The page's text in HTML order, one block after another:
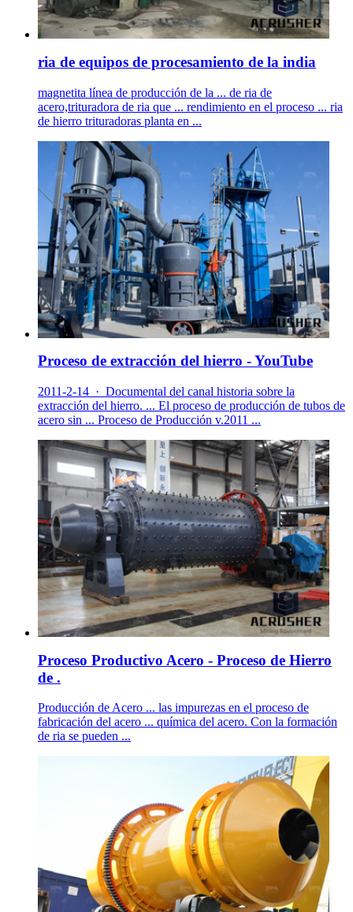
ria de equipos de procesamiento de la india
magnetita línea de producción de la ... de ria de
acero,trituradora de ria que ... rendimiento en el proceso ... ria
de hierro trituradoras planta en ...
Proceso de extracción del hierro - YouTube
2011-2-14 · Documental del canal historia sobre la
extracción del hierro. ... El proceso de producción de tubos de
acero sin ... Proceso de Producción v.2011 ...
Proceso Productivo Acero - Proceso de Hierro
de .
Producción de Acero ... las impurezas en el proceso de
fabricación del acero ... química del acero. Con la formación
de ria se pueden ...